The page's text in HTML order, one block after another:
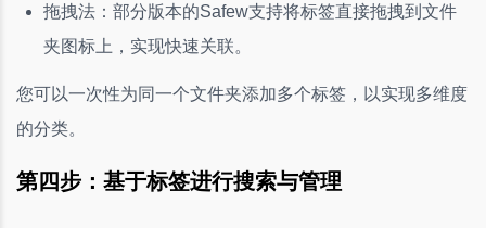
拖拽法：部分版本的Safew支持将标签直接拖拽到文件
夹图标上，实现快速关联。
您可以一次性为同一个文件夹添加多个标签，以实现多维度
的分类。
第四步：基于标签进行搜索与管理